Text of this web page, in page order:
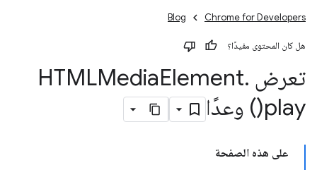
Chrome for Developers
Blog
هل كان المحتوى مفيدًا؟
تعرض HTMLMedia Element.
play( ) وعدًا
على هذه الصفحة